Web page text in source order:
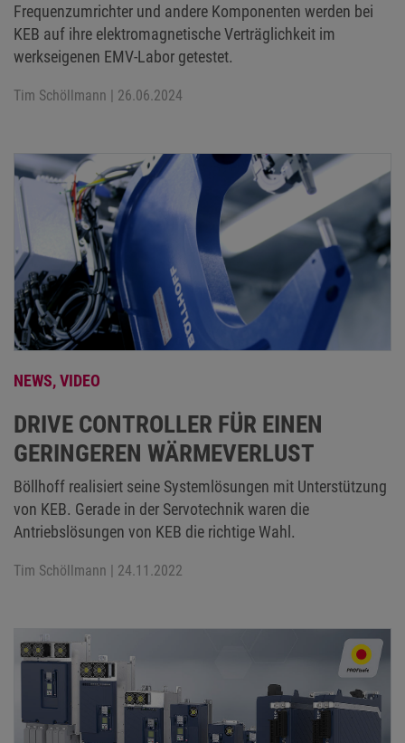
Frequenzumrichter und andere Komponenten werden bei
KEB auf ihre elektromagnetische Verträglichkeit im
werkseigenen EMV-Labor getestet.
Tim Schöllmann | 26.06.2024
NEWS,VIDEO
DRIVE CONTROLLER FÜR EINEN
GERINGEREN WÄRMEVERLUST
Böllhoff realisiert seine Systemlösungen mit Unterstützung
von KEB. Gerade in der Servotechnik waren die
Antriebslösungen von KEB die richtige Wahl.
Tim Schöllmann | 24.11.2022